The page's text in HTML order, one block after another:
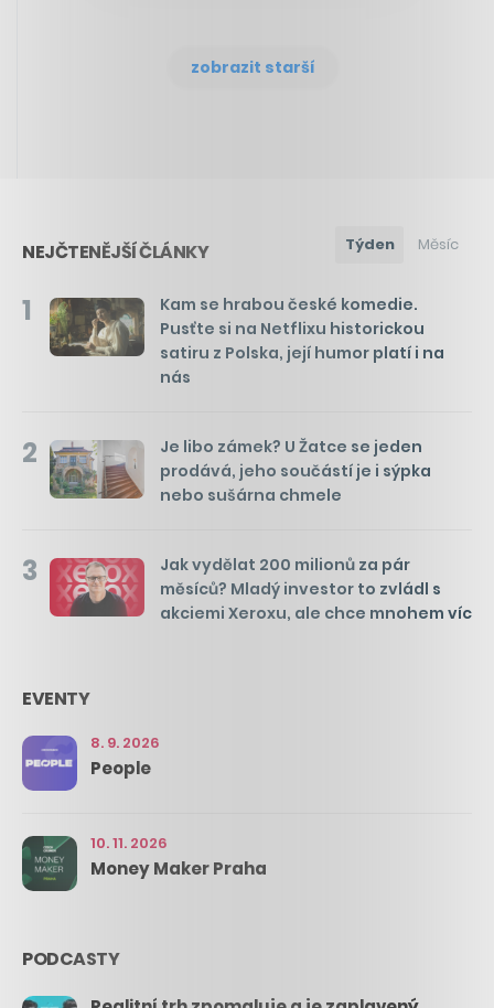
zobrazit starší
NEJČTENĚJŠÍ ČLÁNKY Týden Měsíc
1
Kam se hrabou české komedie.
Pusťte si na Netflixu historickou
satiru z Polska, její humor platí i na
nás
2
Je libo zámek? U Žatce se jeden
prodává, jeho součástí je i sýpka
nebo sušárna chmele
3
Jak vydělat 200 milionů za pár
měsíců? Mladý investor to zvládl s
akciemi Xeroxu, ale chce mnohem víc
EVENTY
8. 9. 2026
People
10. 11. 2026
Money Maker Praha
PODCASTY